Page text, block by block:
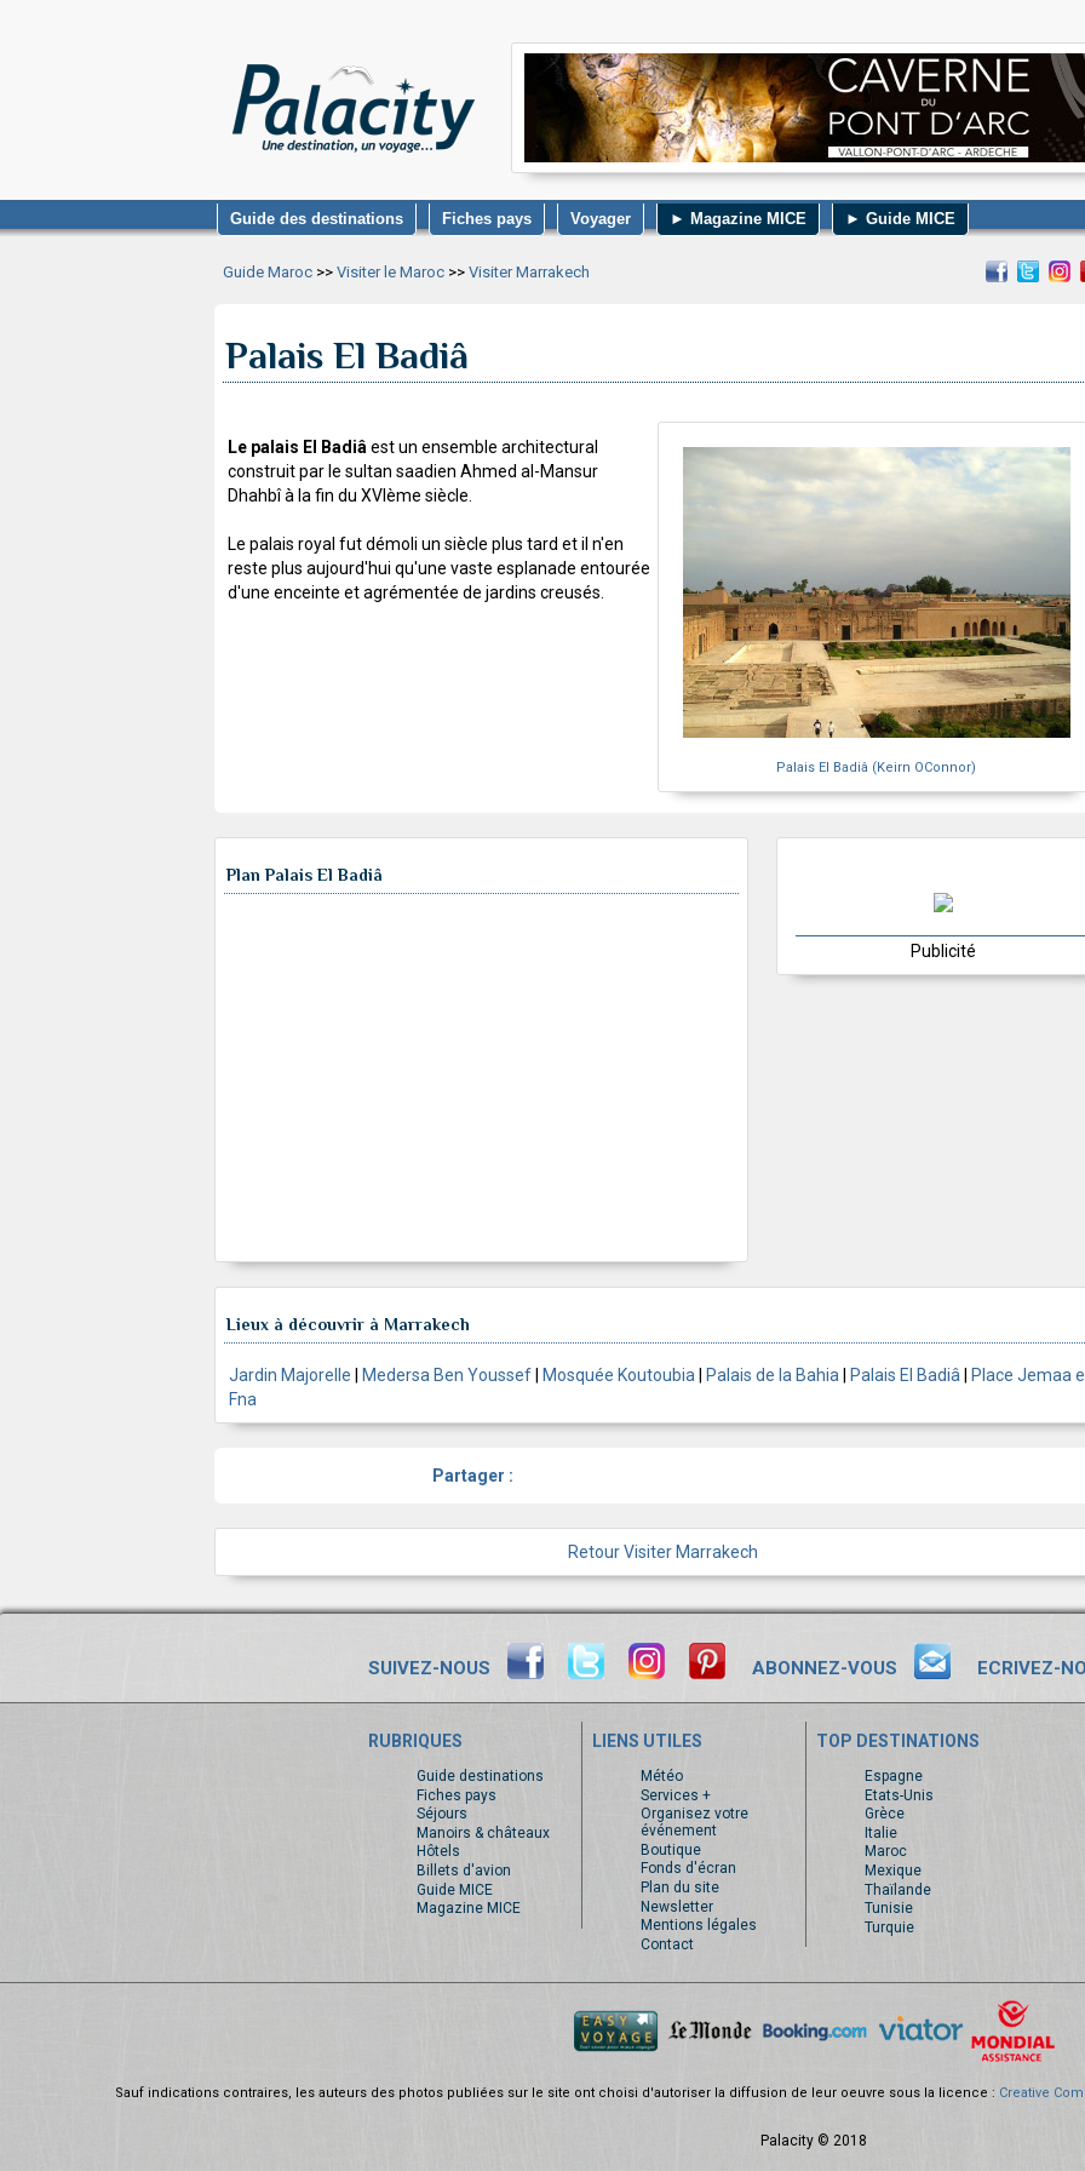
Guide des destinations Fiches pays Voyager ► Magazine MICE ► Guide MICE
Guide Maroc >> Visiter le Maroc >> Visiter Marrakech
Palais El Badiâ
Palais El Badiâ (Keirn OConnor)
Le palais El Badiâ est un ensemble architectural
construit par le sultan saadien Ahmed al-Mansur
Dhahbî à la fin du XVIème siècle.
Le palais royal fut démoli un siècle plus tard et il n'en
reste plus aujourd'hui qu'une vaste esplanade entourée
d'une enceinte et agrémentée de jardins creusés.
Plan Palais El Badiâ
Publicité
Lieux à découvrir à Marrakech
Jardin Majorelle Medersa Ben Youssef Mosquée Koutoubia Palais de la Bahia Palais El Badiâ
Place Jemaa
Fna
Partager :
Retour Visiter Marrakech
SUIVEZ-NOUS ABONNEZ-VOUS ECRIVEZ-
RUBRIQUES
Guide destinations
Fiches pays
Séjours
Manoirs & châteaux
Hôtels
Billets d'avion
Guide MICE
Magazine MICE
LIENS UTILES
Météo
Services +
Organisez votre
événement
Boutique
Fonds d'écran
Plan du site
Newsletter
Mentions légales
Contact
TOP DESTINATIONS
Espagne
Etats-Unis
Grèce
Italie
Maroc
Mexique
Thaïlande
Tunisie
Turquie
Sauf indications contraires, les auteurs des photos publiées sur le site ont choisi d'autoriser la diffusion de leur oeuvre sous la licence : Creative
Palacity © 2018